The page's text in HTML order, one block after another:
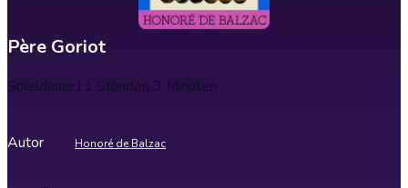
Père Goriot
Spieldauer11 Stunden 3 Minuten
Autor Honoré de Balzac